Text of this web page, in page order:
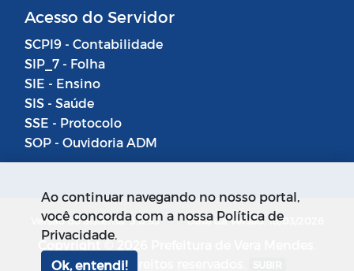
Acesso do Servidor
SCPI9 - Contabilidade
SIP_7 - Folha
SIE - Ensino
SIS - Saúde
SSE - Protocolo
SOP - Ouvidoria ADM
Versão do Sistema: 5.0.93 Data da Versão: 18/03/2026
Copyright © 2026 Prefeitura de Vera Mendes.
Todos os direitos reservados.
Ao continuar navegando no nosso portal,
você concorda com a nossa Política de
Privacidade.
Ok, entendi!